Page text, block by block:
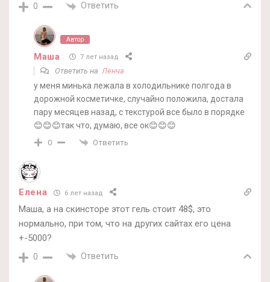
0 Ответить
Автор
Маша 7 лет назад
Ответить на Ленча
у меня минька лежала в холодильнике полгода в
дорожной косметичке, случайно положила, достала
пару месяцев назад, с текстурой все было в порядке
😊😊😊так что, думаю, все ок😊😊😊
0 Ответить
Елена 6 лет назад
Маша, а на скинсторе этот гель стоит 48$, это
нормально, при том, что на других сайтах его цена
+-5000?
0 Ответить